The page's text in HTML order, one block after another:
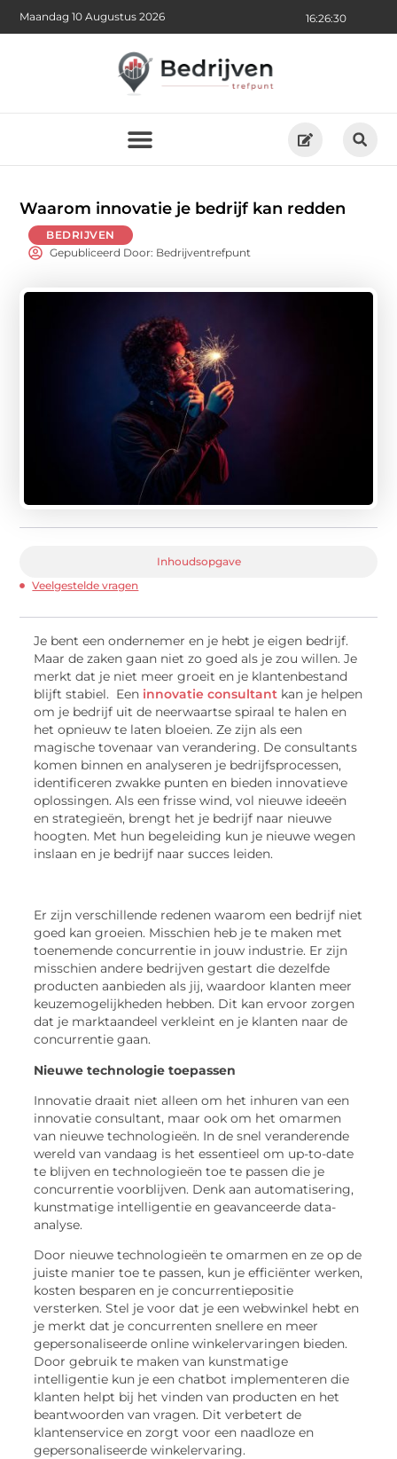
16:26:32
Maandag 10 Augustus 2026
Waarom innovatie je bedrijf kan redden
BEDRIJVEN
Gepubliceerd Door: Bedrijventrefpunt
Inhoudsopgave
Veelgestelde vragen
Je bent een ondernemer en je hebt je eigen bedrijf.
Maar de zaken gaan niet zo goed als je zou willen. Je
merkt dat je niet meer groeit en je klantenbestand
blijft stabiel. Een innovatie consultant kan je helpen
om je bedrijf uit de neerwaartse spiraal te halen en
het opnieuw te laten bloeien. Ze zijn als een
magische tovenaar van verandering. De consultants
komen binnen en analyseren je bedrijfsprocessen,
identificeren zwakke punten en bieden innovatieve
oplossingen. Als een frisse wind, vol nieuwe ideeën
en strategieën, brengt het je bedrijf naar nieuwe
hoogten. Met hun begeleiding kun je nieuwe wegen
inslaan en je bedrijf naar succes leiden.
Er zijn verschillende redenen waarom een bedrijf niet
goed kan groeien. Misschien heb je te maken met
toenemende concurrentie in jouw industrie. Er zijn
misschien andere bedrijven gestart die dezelfde
producten aanbieden als jij, waardoor klanten meer
keuzemogelijkheden hebben. Dit kan ervoor zorgen
dat je marktaandeel verkleint en je klanten naar de
concurrentie gaan.
Nieuwe technologie toepassen
Innovatie draait niet alleen om het inhuren van een
innovatie consultant, maar ook om het omarmen
van nieuwe technologieën. In de snel veranderende
wereld van vandaag is het essentieel om up-to-date
te blijven en technologieën toe te passen die je
concurrentie voorblijven. Denk aan automatisering,
kunstmatige intelligentie en geavanceerde data-
analyse.
Door nieuwe technologieën te omarmen en ze op de
juiste manier toe te passen, kun je efficiënter werken,
kosten besparen en je concurrentiepositie
versterken. Stel je voor dat je een webwinkel hebt en
je merkt dat je concurrenten snellere en meer
gepersonaliseerde online winkelervaringen bieden.
Door gebruik te maken van kunstmatige
intelligentie kun je een chatbot implementeren die
klanten helpt bij het vinden van producten en het
beantwoorden van vragen. Dit verbetert de
klantenservice en zorgt voor een naadloze en
gepersonaliseerde winkelervaring.